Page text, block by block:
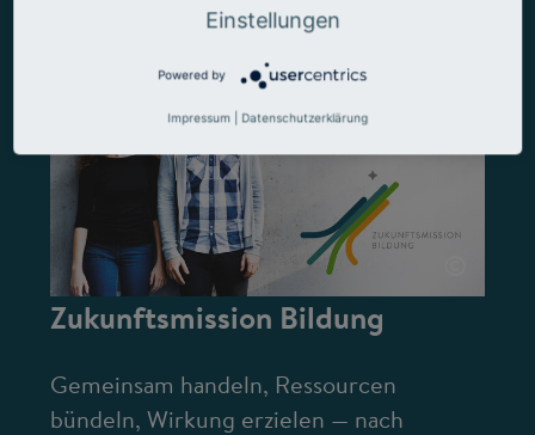
Zukunftsmission Bildung
Gemeinsam handeln, Ressourcen
bündeln, Wirkung erzielen — nach
Einstellungen
Powered by
Impressum Datenschutzerklärung